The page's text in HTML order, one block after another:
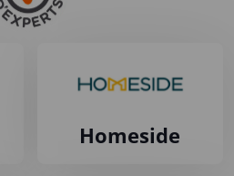
Homeside